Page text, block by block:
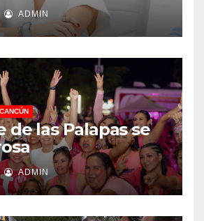
ADMIN
CANCÚN
de las Palapas se
ADMIN